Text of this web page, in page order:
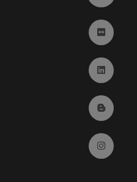
Ir a
Ir a
Ir al
Ir a